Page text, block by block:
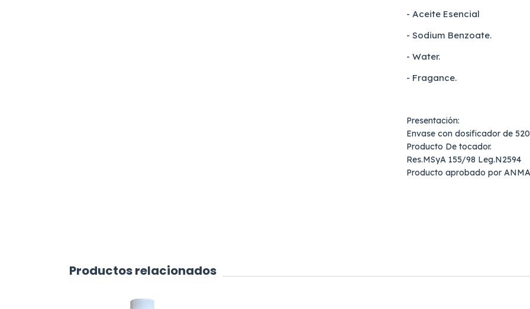
- Aceite Esencial
- Sodium Benzoate.
- Water.
- Fragance.
Presentación:
Envase con dosificador de
Producto De tocador.
Res.MSyA 155/98 Leg.N2594
Producto aprobado por
Productos relacionados